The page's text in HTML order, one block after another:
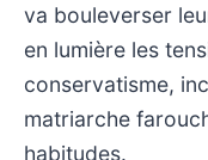
va bouleverser
en lumière les
conservatisme,
matriarche
habitudes.